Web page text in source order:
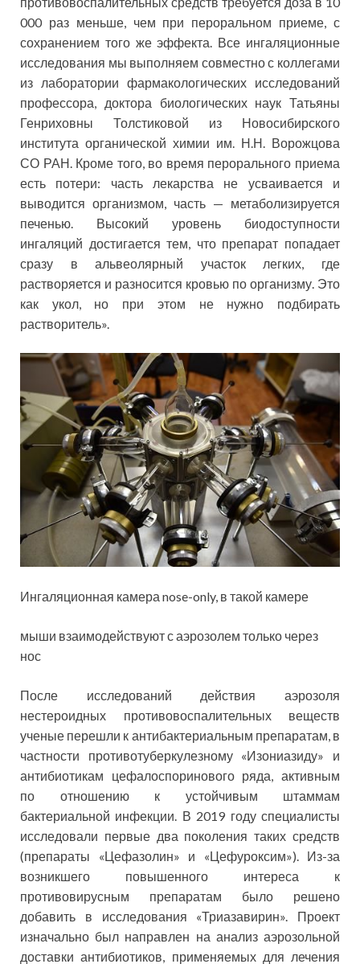
000 раз меньше, чем при пероральном приеме, с
сохранением того же эффекта. Все ингаляционные
исследования мы выполняем совместно с коллегами
из лаборатории фармакологических исследований
профессора, доктора биологических наук Татьяны
Генриховны Толстиковой из Новосибирского
института органической химии им. Н.Н. Ворожцова
СО РАН. Кроме того, во время перорального приема
есть потери: часть лекарства не усваивается и
выводится организмом, часть — метаболизируется
печенью. Высокий уровень биодоступности
ингаляций достигается тем, что препарат попадает
сразу в альвеолярный участок легких, где
растворяется и разносится кровью по организму. Это
как укол, но при этом не нужно подбирать
растворитель».
Ингаляционная камера nose-only, в такой камере
мыши взаимодействуют с аэрозолем только через
нос
После исследований действия аэрозоля
нестероидных противовоспалительных веществ
ученые перешли к антибактериальным препаратам, в
частности противотуберкулезному «Изониазиду» и
антибиотикам цефалоспоринового ряда, активным
по отношению к устойчивым штаммам
бактериальной инфекции. В 2019 году специалисты
исследовали первые два поколения таких средств
(препараты «Цефазолин» и «Цефуроксим»). Из-за
возникшего повышенного интереса к
противовирусным препаратам было решено
добавить в исследования «Триазавирин». Проект
изначально был направлен на анализ аэрозольной
доставки антибиотиков, применяемых для лечения